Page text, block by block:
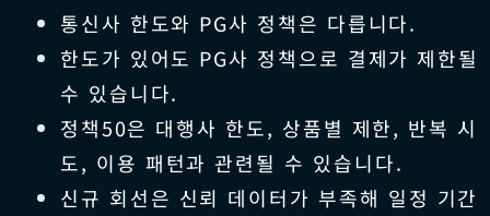
통신사 한도와 PG사 정책은 다릅니다.
한도가 있어도 PG사 정책으로 결제가 제한될
수 있습니다.
정책50은 대행사 한도, 상품별 제한, 반복 시
도, 이용 패턴과 관련될 수 있습니다.
신규 회선은 신뢰 데이터가 부족해 일정 기간